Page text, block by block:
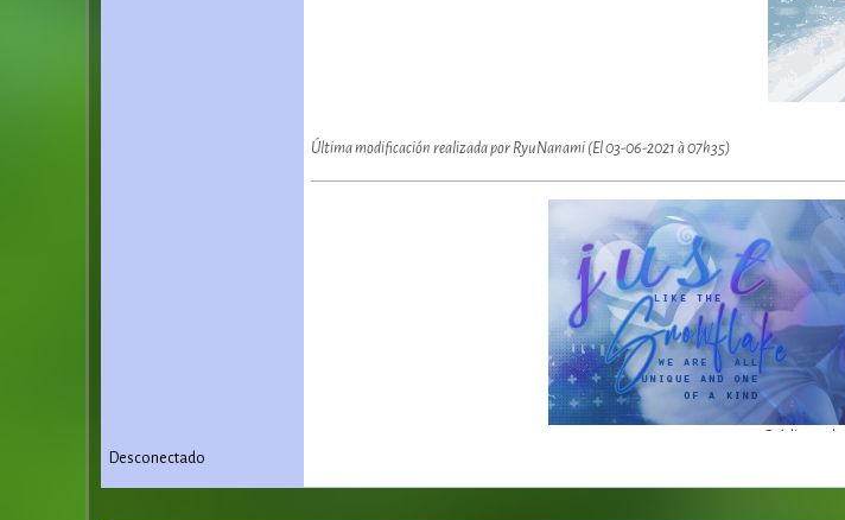
Última modificación realizada por RyuNanami (El 03-06-2021 à 07h35)
Desconectado